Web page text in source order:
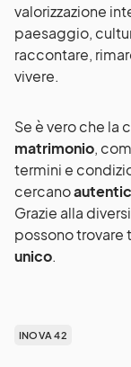
valorizzazione
paesaggio,
raccontare,
vivere.
Se è vero che la
matrimonio,
termini e
cercano
Grazie alla
possono trovare
unico.
INOVA 42